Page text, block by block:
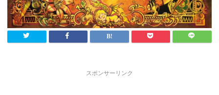
スポンサーリンク